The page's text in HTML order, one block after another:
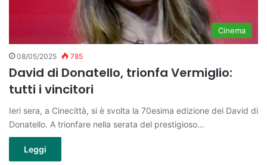
Cinema
08/05/2025 785
David di Donatello, trionfa Vermiglio:
tutti i vincitori
Ieri sera, a Cinecittà, si è svolta la 70esima edizione dei David di
Donatello. A trionfare nella serata del prestigioso…
Leggi